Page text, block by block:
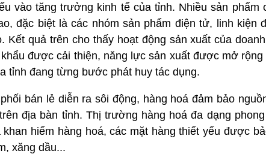
vào tăng trưởng kinh tế của tỉnh. Nhiều sản phẩm
đặc biệt là các nhóm sản phẩm điện tử, linh kiện
Kết quả trên cho thấy hoạt động sản xuất của
được cải thiện, năng lực sản xuất được mở rộng
tỉnh đang từng bước phát huy tác dụng.
bán lẻ diễn ra sôi động, hàng hoá đảm bảo
địa bàn tỉnh. Thị trường hàng hoá đa dạng
hiếm hàng hoá, các mặt hàng thiết yếu được
xăng dầu...